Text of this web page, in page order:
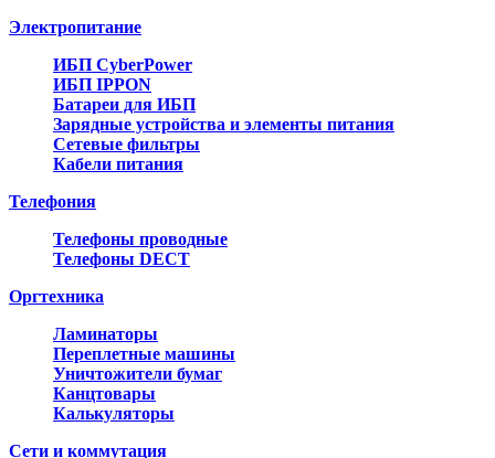
Электропитание
ИБП CyberPower
ИБП IPPON
Батареи для ИБП
Зарядные устройства и элементы питания
Сетевые фильтры
Кабели питания
Телефония
Телефоны проводные
Телефоны DECT
Оргтехника
Ламинаторы
Переплетные машины
Уничтожители бумаг
Канцтовары
Калькуляторы
Сети и коммутация